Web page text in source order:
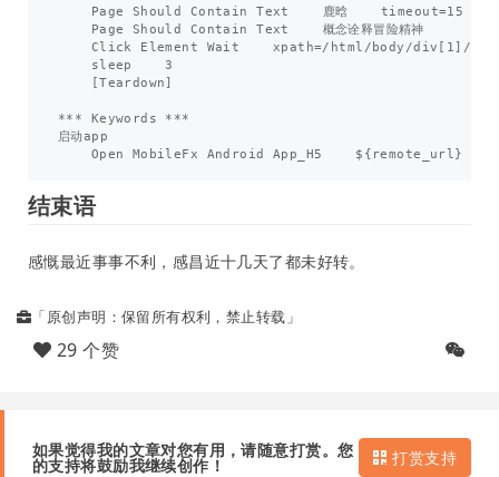
Page
Should Contain Text 鹿晗 timeout=15
Page
Should Contain Text
概念诠释冒险精神
Click
Element Wait xpath=/ html / body /div [ 1 ] /
sleep
3
[Teardown ]
*** Keywords
***
启动app
Open
MobileFx Android App_H5 $ { remote_url}
结束语
感慨最近事事不利，感昌近十几天了都未好转。
「原创声明：保留所有权利，禁止转载」
29 个赞
如果觉得我的文章对您有用，请随意打赏。您
的支持将鼓励我继续创作！ 打赏支持